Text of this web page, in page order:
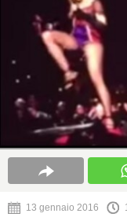
13 gennaio 2016